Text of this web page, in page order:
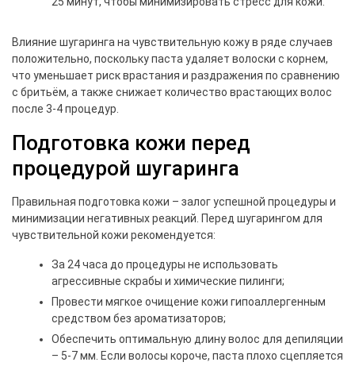
Влияние шугаринга на чувствительную кожу в ряде случаев
положительно, поскольку паста удаляет волоски с корнем,
что уменьшает риск врастания и раздражения по сравнению
с бритьём, а также снижает количество врастающих волос
после 3-4 процедур.
Подготовка кожи перед
процедурой шугаринга
Правильная подготовка кожи – залог успешной процедуры и
минимизации негативных реакций. Перед шугарингом для
чувствительной кожи рекомендуется:
За 24 часа до процедуры не использовать
агрессивные скрабы и химические пилинги;
Провести мягкое очищение кожи гипоаллергенным
средством без ароматизаторов;
Обеспечить оптимальную длину волос для депиляции
– 5-7 мм. Если волосы короче, паста плохо сцепляется